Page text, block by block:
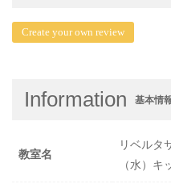
Create your own review
Information 基本情
教室名
リベルタ
（水）キ